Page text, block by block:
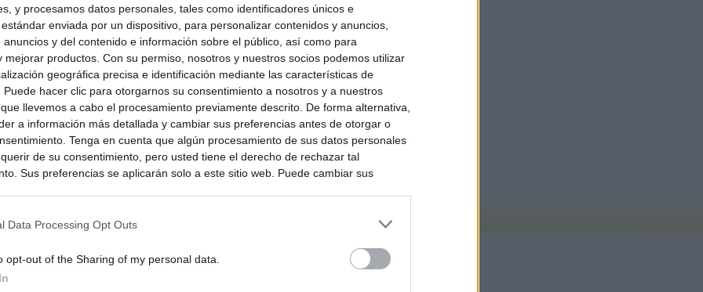
y procesamos datos personales, tales como identificadores únicos e
enviada por un dispositivo, para personalizar contenidos y anuncios,
anuncios y del contenido e información sobre el público, así como para
mejorar productos. Con su permiso, nosotros y nuestros socios podemos utilizar
geográfica precisa e identificación mediante las características de
Puede hacer clic para otorgarnos su consentimiento a nosotros y a nuestros
llevemos a cabo el procesamiento previamente descrito. De forma alternativa,
a información más detallada y cambiar sus preferencias antes de otorgar o
Tenga en cuenta que algún procesamiento de sus datos personales
de su consentimiento, pero usted tiene el derecho de rechazar tal
Sus preferencias se aplicarán solo a este sitio web. Puede cambiar sus
Data Processing Opt Outs
opt-out of the Sharing of my personal data.